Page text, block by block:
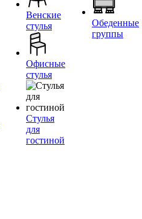
Венские
стулья
Офисные
стулья
Стулья
для
гостиной
Обеденные
группы